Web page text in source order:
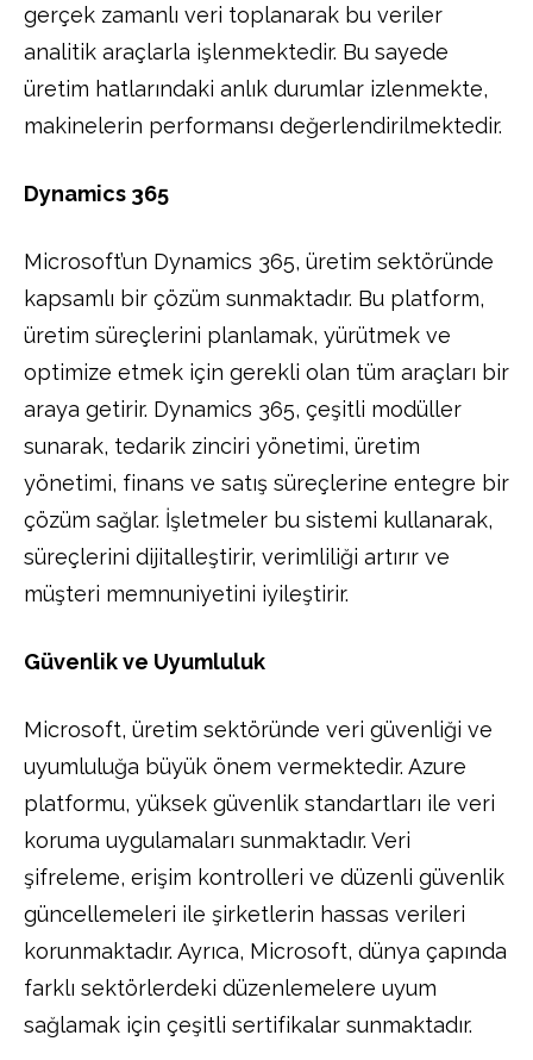
gerçek zamanlı veri toplanarak bu veriler
analitik araçlarla işlenmektedir. Bu sayede
üretim hatlarındaki anlık durumlar izlenmekte,
makinelerin performansı değerlendirilmektedir.
Dynamics 365
Microsoft’un Dynamics 365, üretim sektöründe
kapsamlı bir çözüm sunmaktadır. Bu platform,
üretim süreçlerini planlamak, yürütmek ve
optimize etmek için gerekli olan tüm araçları bir
araya getirir. Dynamics 365, çeşitli modüller
sunarak, tedarik zinciri yönetimi, üretim
yönetimi, finans ve satış süreçlerine entegre bir
çözüm sağlar. İşletmeler bu sistemi kullanarak,
süreçlerini dijitalleştirir, verimliliği artırır ve
müşteri memnuniyetini iyileştirir.
Güvenlik ve Uyumluluk
Microsoft, üretim sektöründe veri güvenliği ve
uyumluluğa büyük önem vermektedir. Azure
platformu, yüksek güvenlik standartları ile veri
koruma uygulamaları sunmaktadır. Veri
şifreleme, erişim kontrolleri ve düzenli güvenlik
güncellemeleri ile şirketlerin hassas verileri
korunmaktadır. Ayrıca, Microsoft, dünya çapında
farklı sektörlerdeki düzenlemelere uyum
sağlamak için çeşitli sertifikalar sunmaktadır.